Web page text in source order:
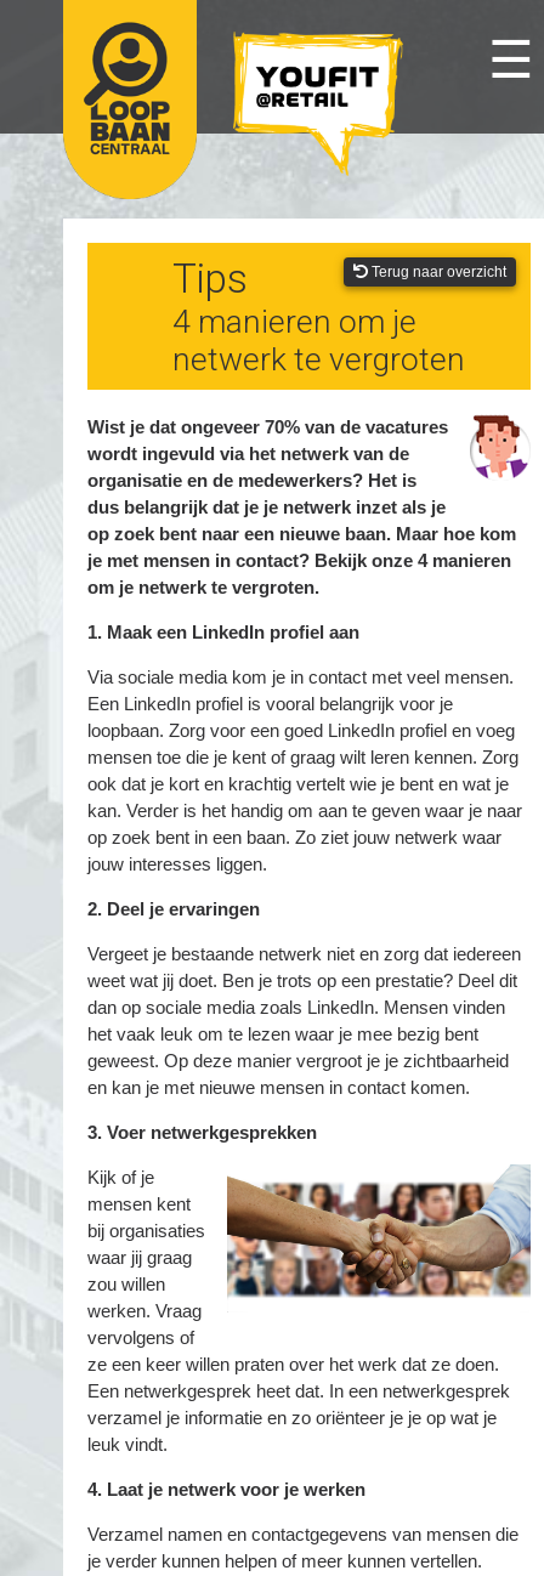
☰
Tips
4 manieren om je
netwerk te vergroten
Terug naar overzicht
Wist je dat ongeveer 70% van de vacatures
wordt ingevuld via het netwerk van de
organisatie en de medewerkers? Het is
dus belangrijk dat je je netwerk inzet als je
op zoek bent naar een nieuwe baan. Maar hoe kom
je met mensen in contact? Bekijk onze 4 manieren
om je netwerk te vergroten.
1. Maak een LinkedIn profiel aan
Via sociale media kom je in contact met veel mensen.
Een LinkedIn profiel is vooral belangrijk voor je
loopbaan. Zorg voor een goed LinkedIn profiel en voeg
mensen toe die je kent of graag wilt leren kennen. Zorg
ook dat je kort en krachtig vertelt wie je bent en wat je
kan. Verder is het handig om aan te geven waar je naar
op zoek bent in een baan. Zo ziet jouw netwerk waar
jouw interesses liggen.
2. Deel je ervaringen
Vergeet je bestaande netwerk niet en zorg dat iedereen
weet wat jij doet. Ben je trots op een prestatie? Deel dit
dan op sociale media zoals LinkedIn. Mensen vinden
het vaak leuk om te lezen waar je mee bezig bent
geweest. Op deze manier vergroot je je zichtbaarheid
en kan je met nieuwe mensen in contact komen.
3. Voer netwerkgesprekken
Kijk of je
mensen kent
bij organisaties
waar jij graag
zou willen
werken. Vraag
vervolgens of
ze een keer willen praten over het werk dat ze doen.
Een netwerkgesprek heet dat. In een netwerkgesprek
verzamel je informatie en zo oriënteer je je op wat je
leuk vindt.
4. Laat je netwerk voor je werken
Verzamel namen en contactgegevens van mensen die
je verder kunnen helpen of meer kunnen vertellen.